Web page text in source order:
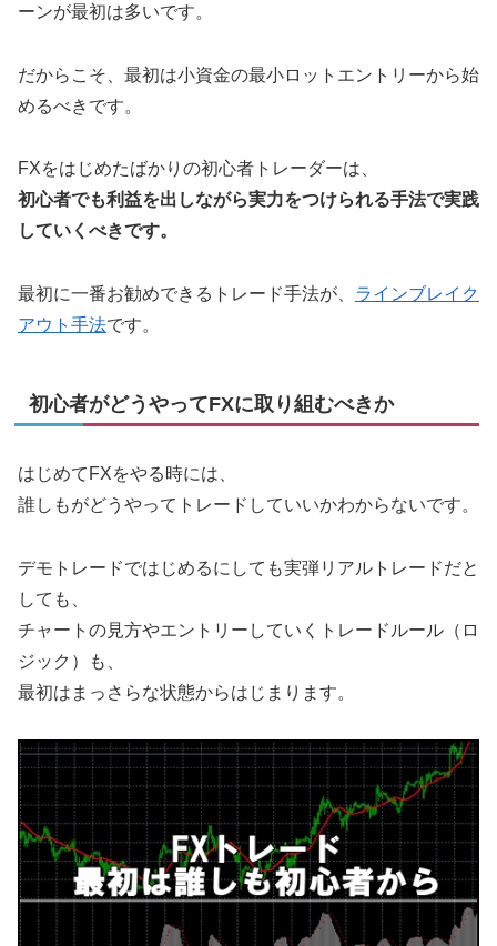
ーンが最初は多いです。
だからこそ、最初は小資金の最小ロットエントリーから始
めるべきです。
FXをはじめたばかりの初心者トレーダーは、
初心者でも利益を出しながら実力をつけられる手法で実践
していくべきです。
最初に一番お勧めできるトレード手法が、 ラインブレイク
アウト手法です。
初心者がどうやってFXに取り組むべきか
はじめてFXをやる時には、
誰しもがどうやってトレードしていいかわからないです。
デモトレードではじめるにしても実弾リアルトレードだと
しても、
チャートの見方やエントリーしていくトレードルール（ロ
ジック）も、
最初はまっさらな状態からはじまります。